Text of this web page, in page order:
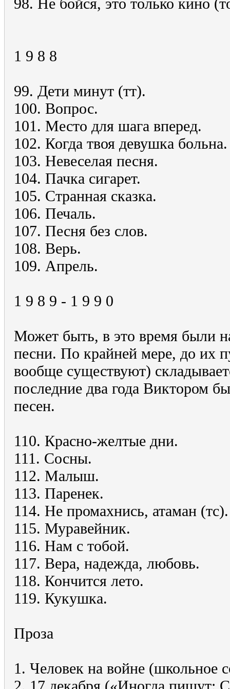
1 9 8 8
99. Дети минут (тт).
100. Вопрос.
101. Место для шага вперед.
102. Когда твоя девушка больна.
103. Невеселая песня.
104. Пачка сигарет.
105. Странная сказка.
106. Печаль.
107. Песня без слов.
108. Верь.
109. Апрель.
1 9 8 9 - 1 9 9 0
Может быть, в это время были
песни. По крайней мере, до их
вообще существуют)
последние два года Виктором
песен.
110. Красно-желтые дни.
111. Сосны.
112. Малыш.
113. Паренек.
114. Hе промахнись, атаман (тс).
115. Муравейник.
116. Hам с тобой.
117. Вера, надежда, любовь.
118. Кончится лето.
119. Кукушка.
Проза
1. Человек на войне (школьное